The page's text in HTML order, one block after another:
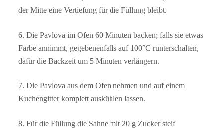
der Mitte eine Vertiefung für die Füllung bleibt.
6. Die Pavlova im Ofen 60 Minuten backen; falls sie etwas
Farbe annimmt, gegebenenfalls auf 100°C runterschalten,
dafür die Backzeit um 5 Minuten verlängern.
7. Die Pavlova aus dem Ofen nehmen und auf einem
Kuchengitter komplett auskühlen lassen.
8. Für die Füllung die Sahne mit 20 g Zucker steif